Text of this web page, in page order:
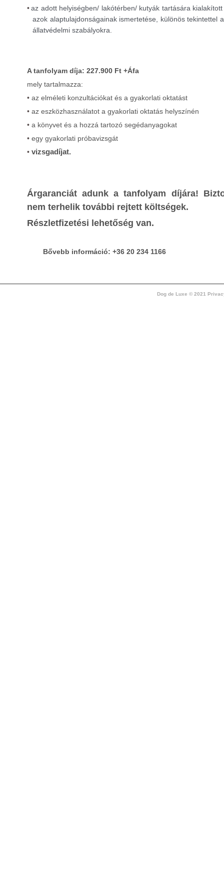
•az adott helyiségben/ lakótérben/ kutyák tartására
azok alaptulajdonságainak ismertetése, különös tekintettel
állatvédelmi szabályokra.
A tanfolyam díja: 227.900 Ft +Áfa
mely tartalmazza:
• az elméleti konzultációkat és a gyakorlati oktatást
• az eszközhasználatot a gyakorlati oktatás helyszínén
• a könyvet és a hozzá tartozó segédanyagokat
• egy gyakorlati próbavizsgát
• vizsgadíjat.
Árgaranciát adunk a tanfolyam díjára!
nem terhelik további rejtett költségek.
Részletfizetési lehetőség van.
Bővebb információ: +36 20 234 1166
Dog de Luxe © 2021